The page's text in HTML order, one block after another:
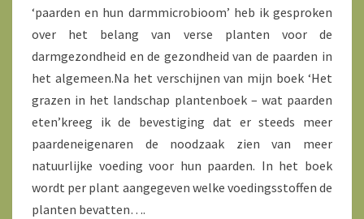
‘paarden en hun darmmicrobioom’ heb ik gesproken
over het belang van verse planten voor de
darmgezondheid en de gezondheid van de paarden in
het algemeen.Na het verschijnen van mijn boek ‘Het
grazen in het landschap plantenboek – wat paarden
eten’kreeg ik de bevestiging dat er steeds meer
paardeneigenaren de noodzaak zien van meer
natuurlijke voeding voor hun paarden. In het boek
wordt per plant aangegeven welke voedingsstoffen de
planten bevatten….